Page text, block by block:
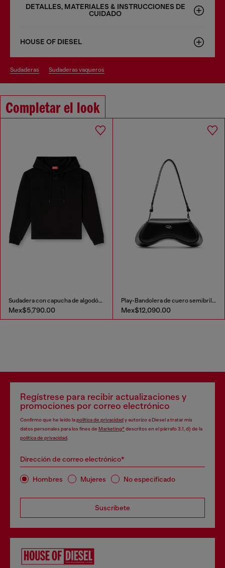
DETALLES, MATERIALES & INSTRUCCIONES DE
CUIDADO
HOUSE OF DIESEL
sudaderas sudaderas vaqueros
Completar el look
Sudadera con capucha de algodón con logo Oval D
Mex$5,790.00
Play-Bandolera de cuero semibrillante
Mex$12,090.00
Regístrese para recibir actualizaciones y
promociones por correo electrónico
Confirmo que he leído lapolítica de privacidady autorizo a Diesel a tratar mis
datos personales para los fines de Marketing*descritos en el párrafo 3.1, d) de la
política de privacidad.
Dirección de correo electrónico*
Hombres Mujeres No especificado
Suscríbete